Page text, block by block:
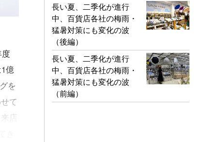
億
を
て
店
長い夏、二季化が進行
中、百貨店各社の梅雨・
猛暑対策にも変化の波
（後編）
長い夏、二季化が進行
中、百貨店各社の梅雨・
猛暑対策にも変化の波
（前編）